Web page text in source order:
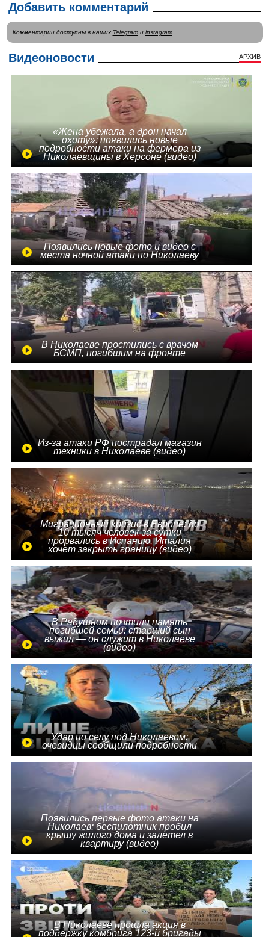
Добавить комментарий
Комментарии доступны в наших Telegramи instagram.
Видеоновости АРХИВ
«Жена убежала, а дрон начал
охоту»: появились новые
подробности атаки на фермера из
Николаевщины в Херсоне (видео)
Появились новые фото и видео с
места ночной атаки по Николаеву
В Николаеве простились с врачом
БСМП, погибшим на фронте
Из-за атаки РФ пострадал магазин
техники в Николаеве (видео)
Миграционный кризис в Европе: до
10 тысяч человек за сутки
прорвались в Испанию, Италия
хочет закрыть границу (видео)
В Радушном почтили память
погибшей семьи: старший сын
выжил — он служит в Николаеве
(видео)
Удар по селу под Николаевом:
очевидцы сообщили подробности
Появились первые фото атаки на
Николаев: беспилотник пробил
крышу жилого дома и залетел в
квартиру (видео)
В Николаеве прошла акция в
поддержку комбрига 123-й бригады